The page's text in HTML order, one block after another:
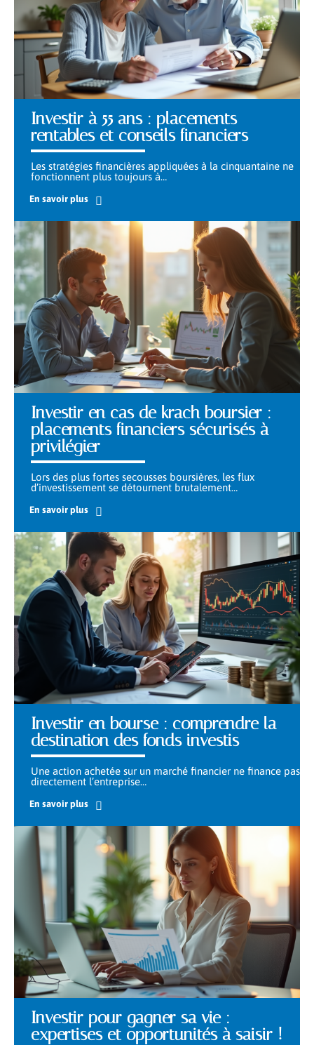
Investir à 55 ans : placements
rentables et conseils financiers
Les stratégies financières appliquées à la cinquantaine ne
fonctionnent plus toujours à…
En savoir plus
Investir en cas de krach boursier :
placements financiers sécurisés à
privilégier
Lors des plus fortes secousses boursières, les flux
d’investissement se détournent brutalement…
En savoir plus
Investir en bourse : comprendre la
destination des fonds investis
Une action achetée sur un marché financier ne finance pas
directement l’entreprise…
En savoir plus
Investir pour gagner sa vie :
expertises et opportunités à saisir !